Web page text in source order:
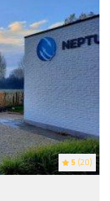
5 (20)